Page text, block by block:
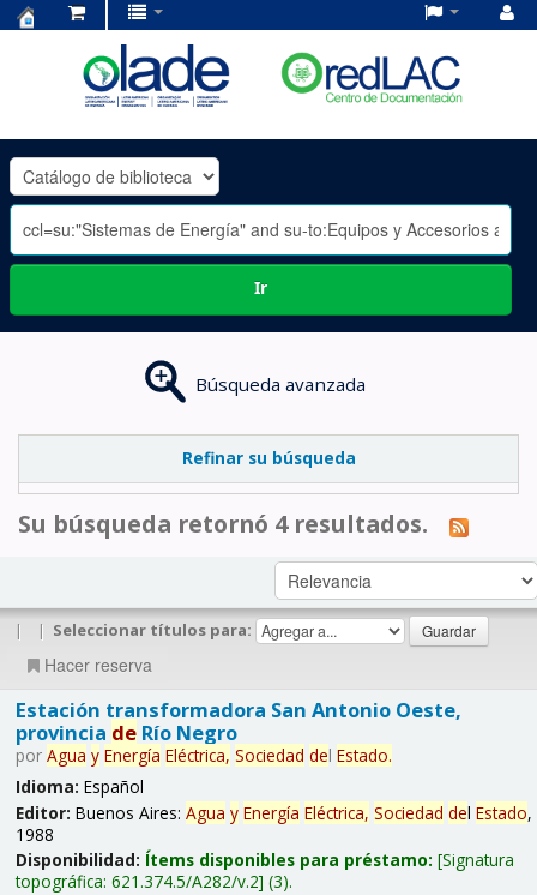
OLADE
-
Ir
Búsqueda avanzada
Refinar su búsqueda
Su búsqueda retornó 4 resultados.
| | Seleccionar títulos para:
Hacer reserva
Estación transformadora San Antonio Oeste,
provincia deRío Negro
por Agua y Energía Eléctrica, Sociedad del Estado.
Idioma: Español
Editor: Buenos Aires: Agua y Energía Eléctrica, Sociedad del Estado,
1988
Disponibilidad: Ítems disponibles para préstamo: Signatura
topográfica: 621.374.5/A282/v.2 (3).